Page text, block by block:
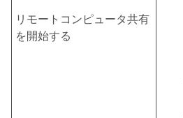
リモートコンピュータ共有
を開始する